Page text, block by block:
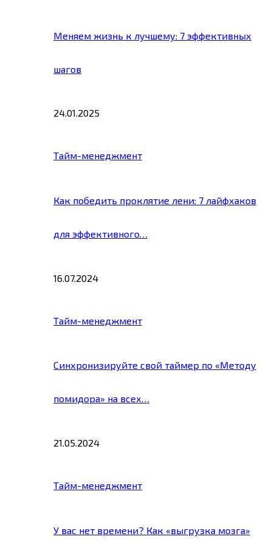
Меняем жизнь к лучшему: 7 эффективных
шагов
24.01.2025
Тайм-менеджмент
Как победить проклятие лени: 7 лайфхаков
для эффективного…
16.07.2024
Тайм-менеджмент
Синхронизируйте свой таймер по «Методу
помидора» на всех…
21.05.2024
Тайм-менеджмент
У вас нет времени? Как «выгрузка мозга»